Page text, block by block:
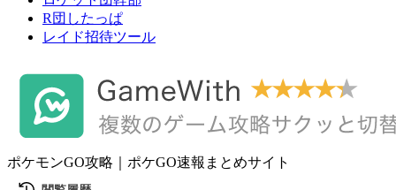
R団したっぱ
レイド招待ツール
ポケモンGO攻略｜ポケGO速報まとめサイト